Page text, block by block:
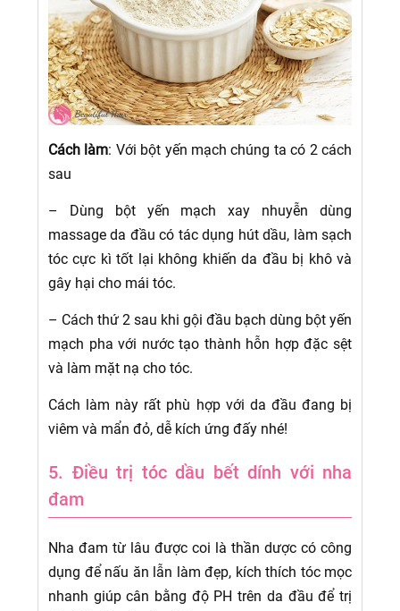
Cách làm: Với bột yến mạch chúng ta có 2 cách
sau
– Dùng bột yến mạch xay nhuyễn dùng
massage da đầu có tác dụng hút dầu, làm sạch
tóc cực kì tốt lại không khiến da đầu bị khô và
gây hại cho mái tóc.
– Cách thứ 2 sau khi gội đầu bạch dùng bột yến
mạch pha với nước tạo thành hỗn hợp đặc sệt
và làm mặt nạ cho tóc.
Cách làm này rất phù hợp với da đầu đang bị
viêm và mẩn đỏ, dễ kích ứng đấy nhé!
5. Điều trị tóc dầu bết dính với nha
đam
Nha đam từ lâu được coi là thần dược có công
dụng để nấu ăn lẫn làm đẹp, kích thích tóc mọc
nhanh giúp cân bằng độ PH trên da đầu để trị